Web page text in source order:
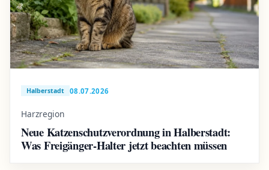
Halberstadt 08.07.2026
Harzregion
Neue Katzenschutzverordnung in Halberstadt:
Was Freigänger-Halter jetzt beachten müssen